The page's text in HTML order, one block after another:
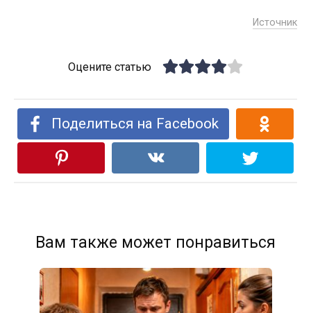
Источник
Оцените статью
Поделиться на Facebook
Вам также может понравиться